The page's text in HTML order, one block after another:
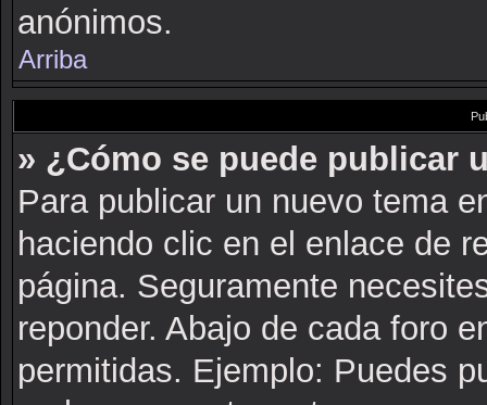
anónimos.
Arriba
» ¿Cómo se puede publicar
Para publicar un nuevo tema
haciendo clic en el enlace de
página. Seguramente
reponder. Abajo de cada foro
permitidas. Ejemplo: Puedes